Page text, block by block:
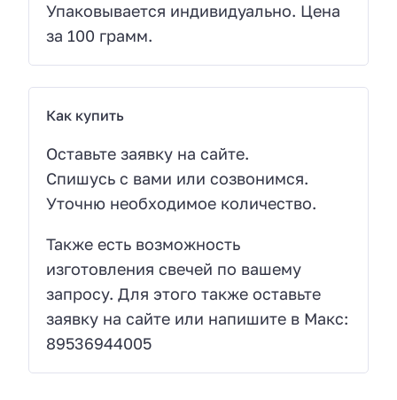
Упаковывается индивидуально. Цена
за 100 грамм.
Как купить
Оставьте заявку на сайте.
Спишусь с вами или созвонимся.
Уточню необходимое количество.
Также есть возможность
изготовления свечей по вашему
запросу. Для этого также оставьте
заявку на сайте или напишите в Макс:
89536944005